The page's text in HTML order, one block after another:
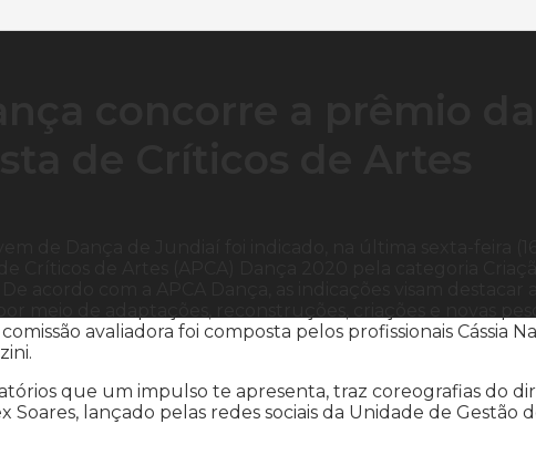
avaliadora foi composta pelos profissionais Cássia
que um impulso te apresenta, traz coreografias do
lançado pelas redes sociais da Unidade de Gestão